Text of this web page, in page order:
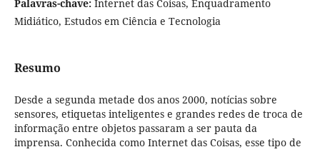
Palavras-chave: Internet das Coisas, Enquadramento
Midiático, Estudos em Ciência e Tecnologia
Resumo
Desde a segunda metade dos anos 2000, notícias sobre
sensores, etiquetas inteligentes e grandes redes de troca de
informação entre objetos passaram a ser pauta da
imprensa. Conhecida como Internet das Coisas, esse tipo de